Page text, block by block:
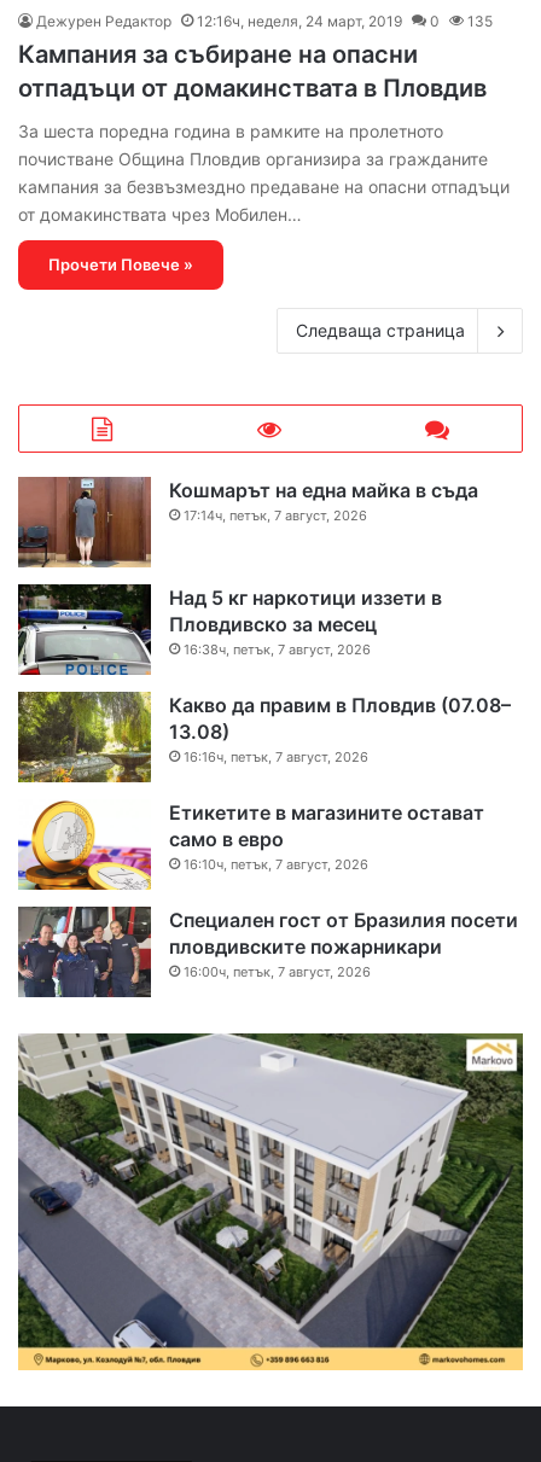
Дежурен Редактор 12:16ч, неделя, 24 март, 2019 0 135
Кампания за събиране на опасни
отпадъци от домакинствата в Пловдив
За шеста поредна година в рамките на пролетното
почистване Община Пловдив организира за гражданите
кампания за безвъзмездно предаване на опасни отпадъци
от домакинствата чрез Мобилен…
Прочети Повече »
Следваща страница
Кошмарът на една майка в съда
17:14ч, петък, 7 август, 2026
Над 5 кг наркотици иззети в
Пловдивско за месец
16:38ч, петък, 7 август, 2026
Какво да правим в Пловдив (07.08–
13.08)
16:16ч, петък, 7 август, 2026
Етикетите в магазините остават
само в евро
16:10ч, петък, 7 август, 2026
Специален гост от Бразилия посети
пловдивските пожарникари
16:00ч, петък, 7 август, 2026